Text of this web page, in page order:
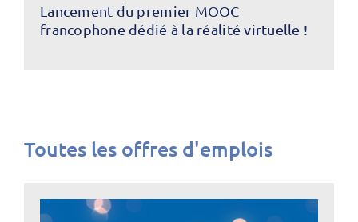
Lancement du premier MOOC
francophone dédié à la réalité virtuelle !
Toutes les offres d'emplois